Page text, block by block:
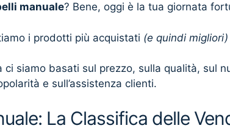
manuale? Bene, oggi è la tua giornata
i prodotti più acquistati (e quindi migliori)
ci siamo basati sul prezzo, sulla qualità, sul
e sull’assistenza clienti.
La Classifica delle